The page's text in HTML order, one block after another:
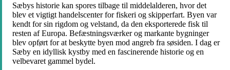
Sæbys historie kan spores tilbage til middelalderen, hvor det
blev et vigtigt handelscenter for fiskeri og skipperfart. Byen var
kendt for sin rigdom og velstand, da den eksporterede fisk til
resten af Europa. Befæstningsværker og markante bygninger
blev opført for at beskytte byen mod angreb fra søsiden. I dag er
Sæby en idyllisk kystby med en fascinerende historie og en
velbevaret gammel bydel.